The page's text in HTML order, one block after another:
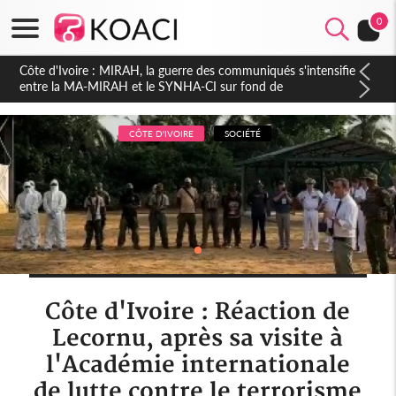
0
Côte d'Ivoire : Indépendance 2026, Thiam plaide pour un
environnement démocratique plus apaisé
CÔTE D'IVOIRE SOCIÉTÉ
Côte d'Ivoire : Réaction de
Lecornu, après sa visite à
l'Académie internationale